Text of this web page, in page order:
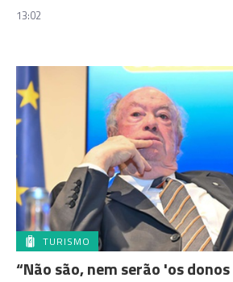
13:02
TURISMO
“Não são, nem serão 'os